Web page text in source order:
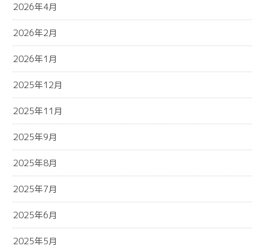
2026年4月
2026年2月
2026年1月
2025年12月
2025年11月
2025年9月
2025年8月
2025年7月
2025年6月
2025年5月